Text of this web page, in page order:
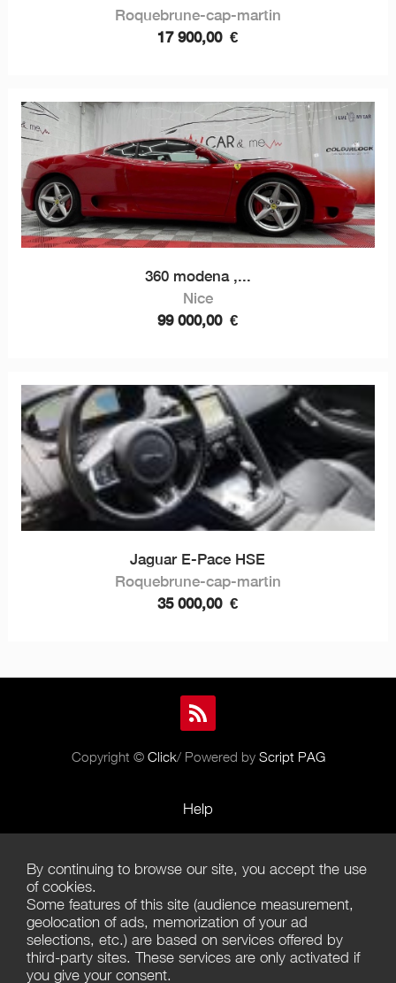
Roquebrune-cap-martin
17 900,00 €
360 modena ,...
Nice
99 000,00 €
Jaguar E-Pace HSE
Roquebrune-cap-martin
35 000,00 €
Copyright © Click/ Powered by Script PAG
Help
Terms of Use
Terms of Sales
Privacy Policy
By continuing to browse our site, you accept the use
of cookies.
Some features of this site (audience measurement,
geolocation of ads, memorization of your ad
selections, etc.) are based on services offered by
third-party sites. These services are only activated if
you give your consent.